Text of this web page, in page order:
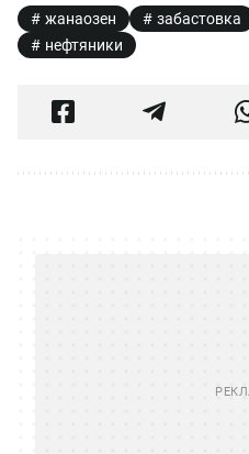
жанаозен забастовка
нефтяники